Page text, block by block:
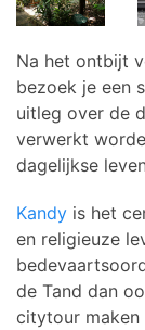
Na het ontbijt
bezoek je een
uitleg over de
verwerkt
dagelijkse
Kandy is het
en religieuze
de Tand dan
citytour maken